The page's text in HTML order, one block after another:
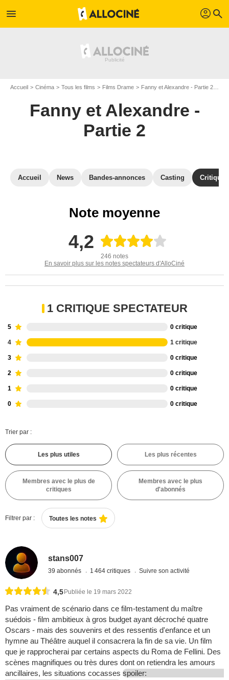
menu profil search
Accueil Cinéma Tous les films Films Drame Fanny et Alexandre - Partie 2
Fanny et Alexandre -
Partie 2
Accueil News Bandes-annonces Casting
Note moyenne
4,2
246 notes
En savoir plus sur les notes spectateurs d'AlloCiné
1 CRITIQUE SPECTATEUR
5 0 critique
4 1 critique
3 0 critique
2 0 critique
1 0 critique
0 0 critique
Trier par :
Les plus utiles Les plus récentes
Membres avec le plus de
critiques
Membres avec le plus
d'abonnés
Filtrer par : Toutes les notes
stans007
39 abonnés 1 464 critiques Suivre son activité
4,5 Publiée le 19 mars 2022
Pas vraiment de scénario dans ce film-testament du maître
suédois - film ambitieux à gros budget ayant décroché quatre
Oscars - mais des souvenirs et des ressentis d'enfance et un
hymne au Théâtre auquel il consacrera la fin de sa vie. Un film
que je rapprocherai par certains aspects du Roma de Fellini. Des
scènes magnifiques ou très dures dont on retiendra les amours
ancillaires, les situations cocasses spoiler: